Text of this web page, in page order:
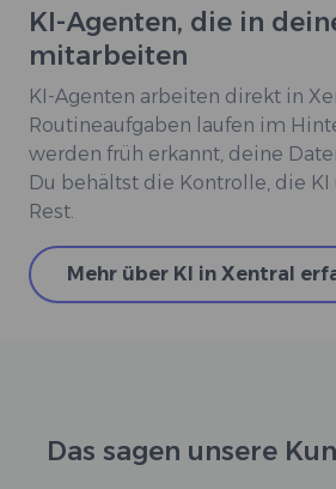
KI-Agenten, die in
mitarbeiten
KI-Agenten arbeiten direkt in
Routineaufgaben laufen im
werden früh erkannt, deine
Du behältst die Kontrolle, die
Rest.
Mehr über KI in Xentral
Das sagen unsere